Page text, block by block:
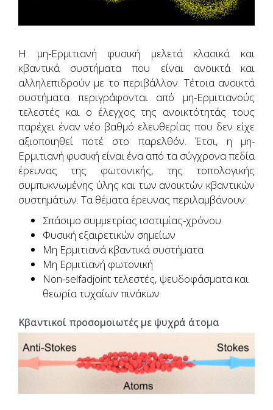
Η μη-Ερμιτιανή φυσική μελετά κλασικά και
κβαντικά συστήματα που είναι ανοικτά και
αλληλεπιδρούν με το περιβάλλον. Τέτοια ανοικτά
συστήματα περιγράφονται από μη-Ερμιτιανούς
τελεστές και ο έλεγχος της ανοικτότητάς τους
παρέχει έναν νέο βαθμό ελευθερίας που δεν είχε
αξιοποιηθεί ποτέ στο παρελθόν. Έτσι, η μη-
Ερμιτιανή φυσική είναι ένα από τα σύγχρονα πεδία
έρευνας της φωτονικής, της τοπολογικής
συμπυκνωμένης ύλης και των ανοικτών κβαντικών
συστημάτων. Τα θέματα έρευνας περιλαμβάνουν:
Σπάσιμο συμμετρίας ισοτιμίας-χρόνου
Φυσική εξαιρετικών σημείων
Μη Ερμιτιανά κβαντικά συστήματα
Μη Ερμιτιανή φωτονική
Non-selfadjoint τελεστές, ψευδοφάσματα και
θεωρία τυχαίων πινάκων
Κβαντικοί προσομοιωτές με ψυχρά άτομα